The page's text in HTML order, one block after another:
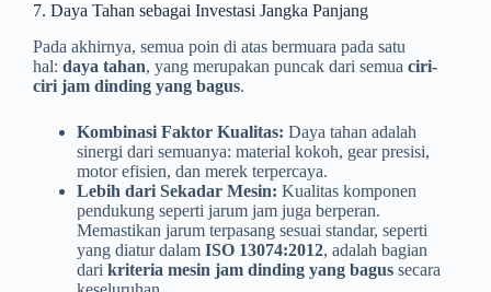
7. Daya Tahan sebagai Investasi Jangka Panjang
Pada akhirnya, semua poin di atas bermuara pada satu
hal: daya tahan, yang merupakan puncak dari semua ciri-
ciri jam dinding yang bagus.
Kombinasi Faktor Kualitas: Daya tahan adalah
sinergi dari semuanya: material kokoh, gear presisi,
motor efisien, dan merek terpercaya.
Lebih dari Sekadar Mesin: Kualitas komponen
pendukung seperti jarum jam juga berperan.
Memastikan jarum terpasang sesuai standar, seperti
yang diatur dalam ISO 13074:2012, adalah bagian
dari kriteria mesin jam dinding yang bagus secara